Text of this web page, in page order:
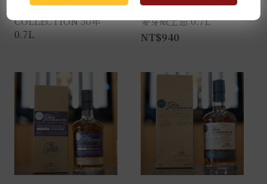
麥卡倫THE RED
COLLECTION 50年
0.7L
格蘭蓋瑞典藏特級單一
麥芽威士忌 0.7L
NT$940